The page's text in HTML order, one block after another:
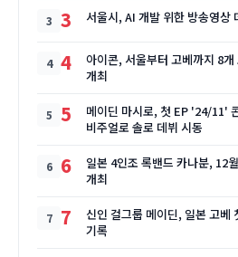
3 서울시, AI 개발 위한 방송영상
4
아이콘, 서울부터 고베까지 8
개최
5
메이딘 마시로, 첫 EP '24/11'
비주얼로 솔로 데뷔 시동
6
일본 4인조 록밴드 카나분, 12
개최
7
신인 걸그룹 메이딘, 일본 고베
기록